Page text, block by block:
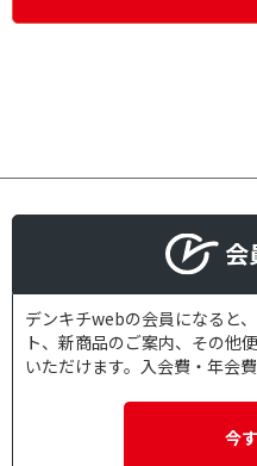
会
デンキチwebの会員になると
ト、新商品のご案内、その他
いただけます。入会費・年会
今